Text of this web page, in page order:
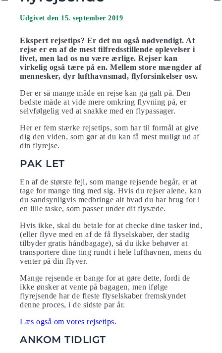
Udgivet den 15. september 2019
Ekspert rejsetips? Er det nu også nødvendigt. At
rejse er en af de mest tilfredsstillende oplevelser i
livet, men lad os nu være ærlige. Rejser kan
virkelig også tære på en. Mellem store mængder af
mennesker, dyr lufthavnsmad, flyforsinkelser osv.
Der er så mange måde en rejse kan gå galt på. Den
bedste måde at vide mere omkring flyvning på, er
selvfølgelig ved at snakke med en flypassager.
Her er fem stærke rejsetips, som har til formål at give
dig den viden, som gør at du kan få mest muligt ud af
din flyrejse.
PAK LET
En af de største fejl, som mange rejsende begår, er at
tage for mange ting med sig. Hvis du rejser alene, kan
du sandsynligvis medbringe alt hvad du har brug for i
en lille taske, som passer under dit flysæde.
Hvis ikke, skal du betale for at checke dine tasker ind,
(eller flyve med en af ​​de få flyselskaber, der stadig
tilbyder gratis håndbagage), så du ikke behøver at
transportere dine ting rundt i hele lufthavnen, mens du
venter på din flyver.
Mange rejsende er bange for at gøre dette, fordi de
ikke ønsker at vente på bagagen, men ifølge
flyrejsende har de fleste flyselskaber fremskyndet
denne proces, i de sidste par år.
Læs også om vores rejsetips.
ANKOM TIDLIGT